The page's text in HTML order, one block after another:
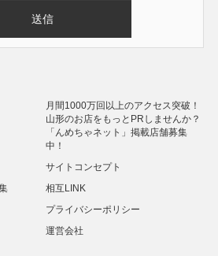
月間1000万回以上のアクセス突破！
山形のお店をもっとPRしませんか？
「んめちゃネット」掲載店舗募集
中！
サイトコンセプト
相互LINK
プライバシーポリシー
運営会社